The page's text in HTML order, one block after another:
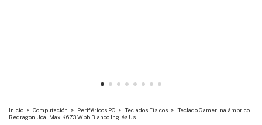
Inicio > Computación > Periféricos PC > Teclados Físicos > Teclado Gamer Inalámbrico
Redragon Ucal Max K673 Wpb Blanco Inglés Us